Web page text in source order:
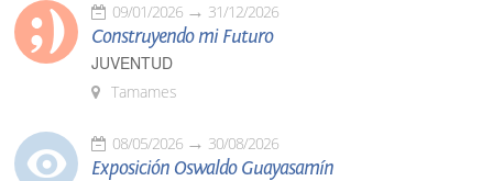
09/01/2026 31/12/2026
Construyendo mi Futuro
JUVENTUD
Tamames
08/05/2026 30/08/2026
Exposición Oswaldo Guayasamín